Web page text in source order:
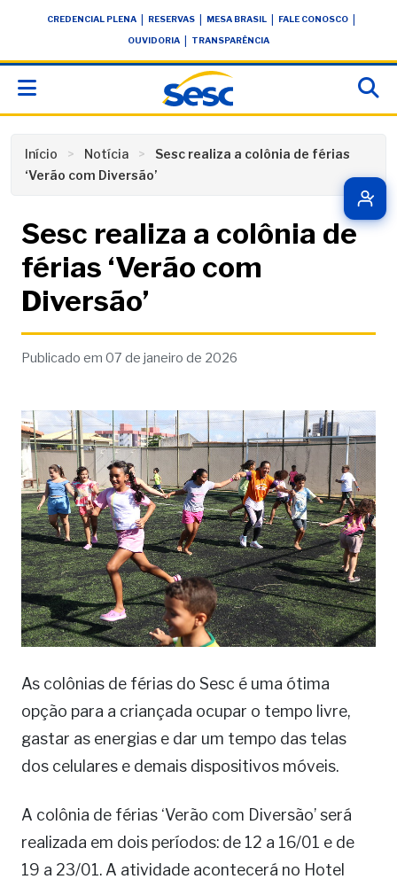
conteúdoCREDENCIAL PLENA RESERVAS MESA BRASIL FALE CONOSCO
OUVIDORIA TRANSPARÊNCIA
Início Notícia
Sesc realiza a colônia de férias
‘Verão com Diversão’
Sesc realiza a colônia de
férias ‘Verão com
Diversão’
Publicado em 07 de janeiro de 2026
As colônias de férias do Sesc é uma ótima
opção para a criançada ocupar o tempo livre,
gastar as energias e dar um tempo das telas
dos celulares e demais dispositivos móveis.
A colônia de férias ‘Verão com Diversão’ será
realizada em dois períodos: de 12 a 16/01 e de
19 a 23/01. A atividade acontecerá no Hotel